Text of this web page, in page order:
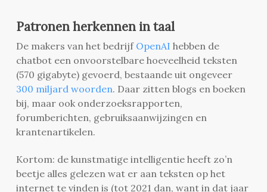
Patronen herkennen in taal
De makers van het bedrijf OpenAI hebben de
chatbot een onvoorstelbare hoeveelheid teksten
(570 gigabyte) gevoerd, bestaande uit ongeveer
300 miljard woorden. Daar zitten blogs en boeken
bij, maar ook onderzoeksrapporten,
forumberichten, gebruiksaanwijzingen en
krantenartikelen.
Kortom: de kunstmatige intelligentie heeft zo’n
beetje alles gelezen wat er aan teksten op het
internet te vinden is (tot 2021 dan, want in dat jaar